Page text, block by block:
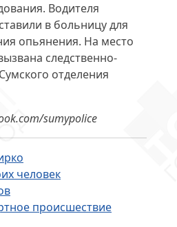
Водителя
в больницу для
опьянения. На место
следственно-
отделения
sumypolice
человек
происшествие